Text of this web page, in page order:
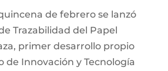
de febrero se lanzó
Trazabilidad del Papel
primer desarrollo propio
de Innovación y Tecnología